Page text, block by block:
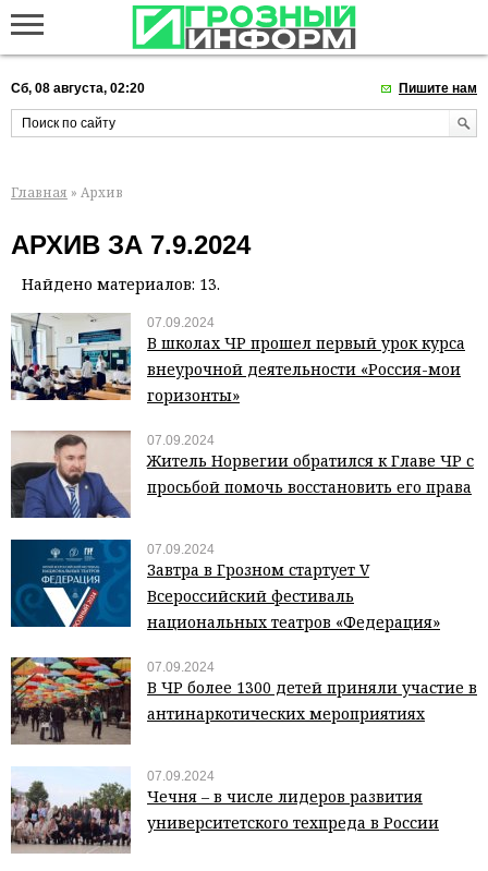
Сб, 08 августа, 02:20 Пишите нам
Главная » Архив
АРХИВ ЗА 7.9.2024
Найдено материалов: 13.
07.09.2024
В школах ЧР прошел первый урок курса
внеурочной деятельности «Россия-мои
горизонты»
07.09.2024
Житель Норвегии обратился к Главе ЧР с
просьбой помочь восстановить его права
07.09.2024
Завтра в Грозном стартует V
Всероссийский фестиваль
национальных театров «Федерация»
07.09.2024
В ЧР более 1300 детей приняли участие в
антинаркотических мероприятиях
07.09.2024
Чечня – в числе лидеров развития
университетского техпреда в России